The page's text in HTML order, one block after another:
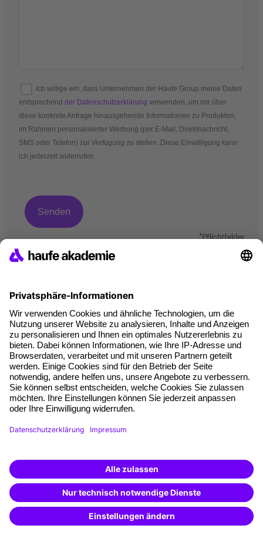
Ich willige ein, dass Unternehmen der Haufe Group meine Daten
entsprechend der Datenschutzerklärung verwenden, um mir über
diese konkrete Anfrage hinausgehende Informationen zu Produkten,
im Rahmen personalisierter Werbung (per E-Mail, Direktnachricht,
SMS oder Telefon) zur Verfügung zu stellen. Diese Einwilligung kann
ich jederzeit widerrufen.
*Pflichtfelder
FAQs
Fragen & Antworten
In unserem Bereich Fragen & Antworten (FAQ) findest du
alle Antworten und die häufigsten Fragen zu deinem
ausgewählten Thema.
Weiterbildung finden -
mit KI-Power!
Beschreibe was du suchst und erhalte
passende Weiterbildungen vomKI-Berater
– schnell und treffsicher.